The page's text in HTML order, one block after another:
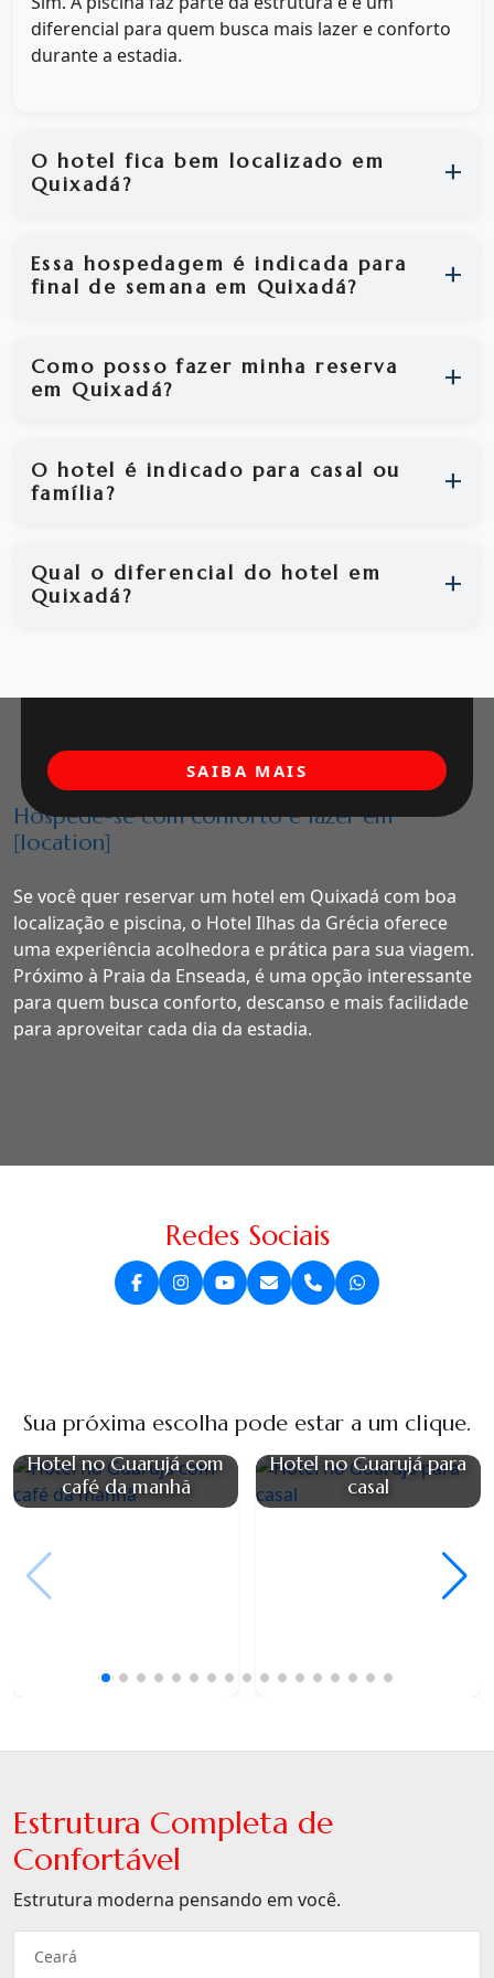
diferencial para quem busca mais lazer e conforto
durante a estadia.
O hotel fica bem localizado em
Quixadá?
Essa hospedagem é indicada para
final de semana em Quixadá?
Como posso fazer minha reserva
em Quixadá?
O hotel é indicado para casal ou
família?
Qual o diferencial do hotel em
Quixadá?
Hospede-se com conforto e lazer em
[location]
Se você quer reservar um hotel em Quixadá com boa
localização e piscina, o Hotel Ilhas da Grécia oferece
uma experiência acolhedora e prática para sua viagem.
Próximo à Praia da Enseada, é uma opção interessante
para quem busca conforto, descanso e mais facilidade
para aproveitar cada dia da estadia.
SAIBA MAIS
Redes Sociais
Sua próxima escolha pode estar a um clique.
Hotel no Guarujá com
café da manhã
Hotel no Guarujá para
casal
Estrutura Completa de
Confortável
Estrutura moderna pensando em você.
Ceará